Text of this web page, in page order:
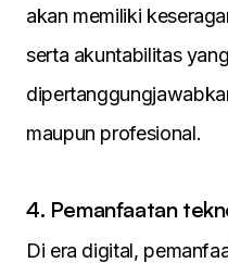
akan memiliki
serta akuntabilitas
maupun profesional.
4. Pemanfaatan
Di era digital,